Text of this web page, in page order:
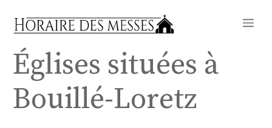
Églises situées à
Bouillé-Loretz